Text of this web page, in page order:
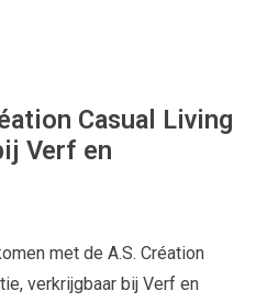
Casual Living
Verf en
met de A.S. Création
verkrijgbaar bij Verf en